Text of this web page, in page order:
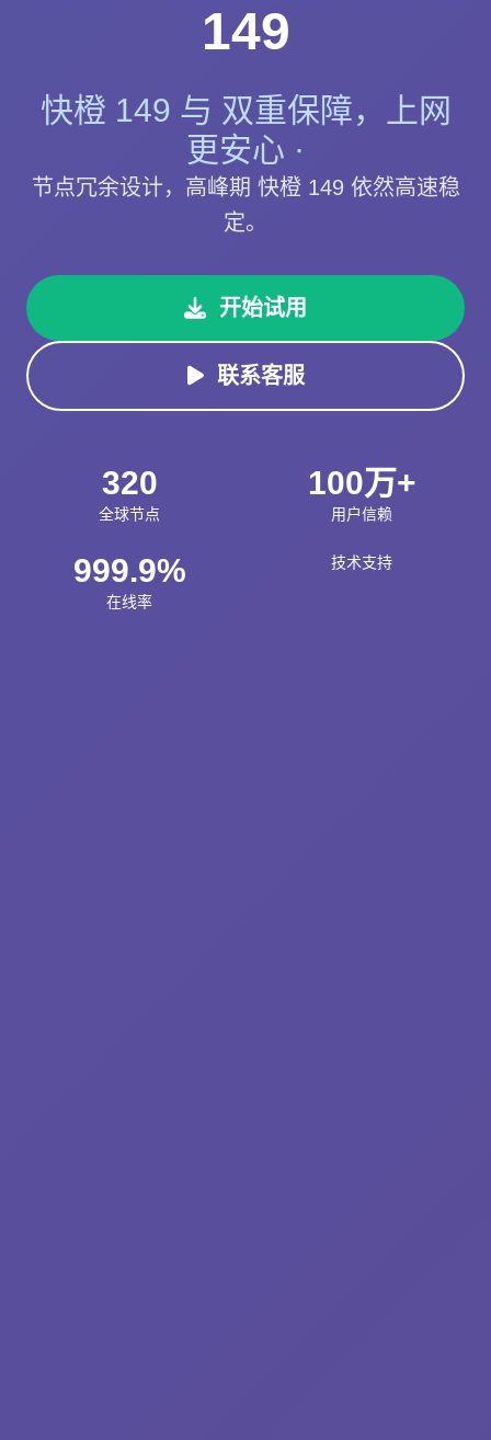
149
快橙 149 与 双重保障，上网
更安心 ·
节点冗余设计，高峰期 快橙 149 依然高速稳
定。
开始试用
联系客服
320
全球节点
100万+
用户信赖
999.9%
在线率
技术支持